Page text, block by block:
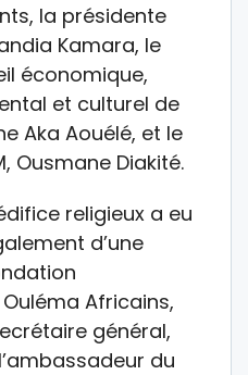
la présidente
Kamara, le
économique,
et culturel de
Aka Aouélé, et le
Ousmane Diakité.
religieux a eu
d’une
Africains,
général,
du